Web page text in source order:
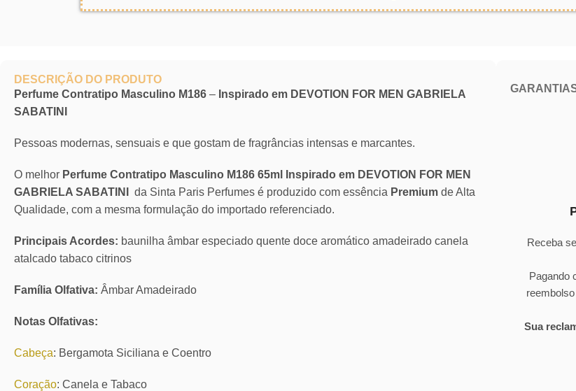
DESCRIÇÃO DO PRODUTO
Perfume Contratipo Masculino M186 – Inspirado em DEVOTION FOR MEN GABRIELA
SABATINI
Pessoas modernas, sensuais e que gostam de fragrâncias intensas e marcantes.
O melhor Perfume Contratipo Masculino M186 65ml Inspirado em DEVOTION FOR MEN
GABRIELA SABATINI
da Sinta Paris Perfumes é produzido com essência Premium de Alta
Qualidade, com a mesma formulação do importado referenciado.
Principais Acordes: baunilha âmbar especiado quente doce aromático amadeirado canela
atalcado tabaco citrinos
Família Olfativa: Âmbar Amadeirado
Notas Olfativas:
Cabeça: Bergamota Siciliana e Coentro
Coração: Canela e Tabaco
Receba
Pagando
Sua